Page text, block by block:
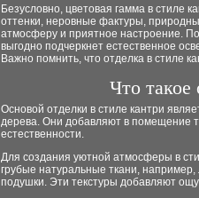
Безусловно, цветовая гамма в стиле
оттенки, неровные фактуры,
атмосферу и приятное настроение.
выгодно подчеркнет естественное
Важно помнить, что отделка в стиле
Что такое
Основой отделки в стиле кантри
дерева. Они добавляют в помещение
естественности.
Для создания уютной атмосферы в
грубые натуральные ткани,
подушки. Эти текстуры добавляют